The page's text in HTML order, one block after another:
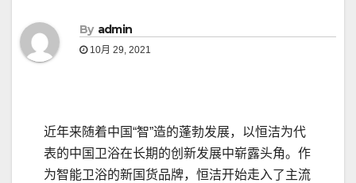
By admin
10月 29, 2021
近年来随着中国“智”造的蓬勃发展，以恒洁为代
表的中国卫浴在长期的创新发展中崭露头角。作
为智能卫浴的新国货品牌，恒洁开始走入了主流